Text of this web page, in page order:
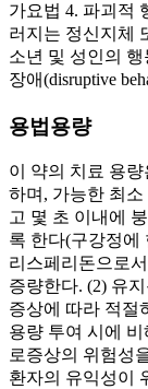
가요법 4. 파괴적
러지는 정신지체
소년 및 성인의 행
장애(disruptive
용법용량
이 약의 치료 용
하며, 가능한 최
고 몇 초 이내에
록 한다(구강정에
리스페리돈으로
증량한다. (2) 유
증상에 따라 적절
용량 투여 시에
로증상의 위험성
환자의 유익성이